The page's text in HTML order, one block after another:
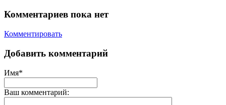
Комментариев пока нет
Комментировать
Добавить комментарий
Имя*
Ваш комментарий: